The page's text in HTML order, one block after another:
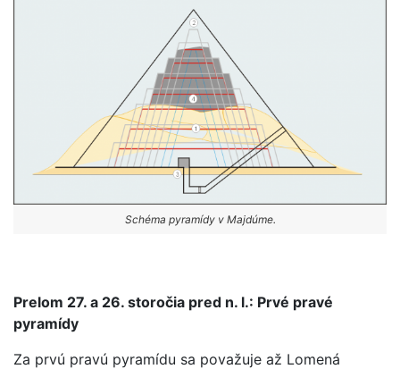
Schéma pyramídy v Majdúme.
Prelom 27. a 26. storočia pred n. l.: Prvé pravé
pyramídy
Za prvú pravú pyramídu sa považuje až Lomená